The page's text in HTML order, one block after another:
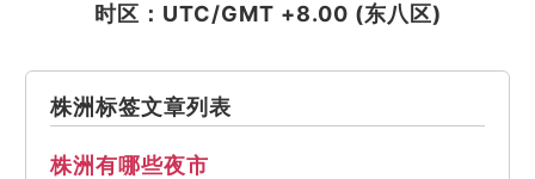
时区：UTC/GMT +8.00 (东八区)
株洲标签文章列表
株洲有哪些夜市